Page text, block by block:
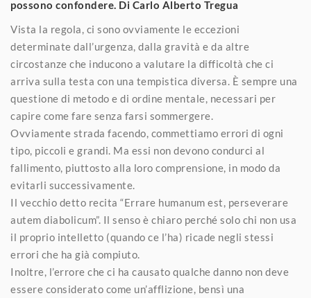
possono confondere. Di Carlo Alberto Tregua
Vista la regola, ci sono ovviamente le eccezioni
determinate dall’urgenza, dalla gravità e da altre
circostanze che inducono a valutare la difficoltà che ci
arriva sulla testa con una tempistica diversa. È sempre una
questione di metodo e di ordine mentale, necessari per
capire come fare senza farsi sommergere.
Ovviamente strada facendo, commettiamo errori di ogni
tipo, piccoli e grandi. Ma essi non devono condurci al
fallimento, piuttosto alla loro comprensione, in modo da
evitarli successivamente.
Il vecchio detto recita “Errare humanum est, perseverare
autem diabolicum”. Il senso è chiaro perché solo chi non usa
il proprio intelletto (quando ce l’ha) ricade negli stessi
errori che ha già compiuto.
Inoltre, l’errore che ci ha causato qualche danno non deve
essere considerato come un’afflizione, bensì una